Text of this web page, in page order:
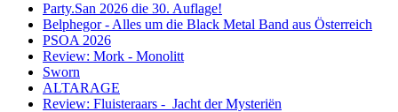
Party.San 2026 die 30. Auflage!
Belphegor - Alles um die Black Metal Band aus Österreich
PSOA 2026
Review: Mork - Monolitt
Sworn
ALTARAGE
Review: Fluisteraars - Jacht der Mysteriën